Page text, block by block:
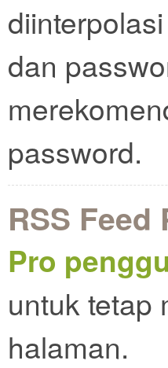
dan
password.
RSS
Pro
untuk tetap
halaman.